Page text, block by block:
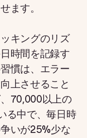
ます。
キングのリズ
時間を記録す
慣は、エラー
上させること
70,000以上の
る中で、毎日時
いが25%少な